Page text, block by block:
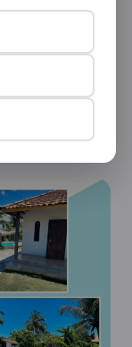
Nossa
diferentes